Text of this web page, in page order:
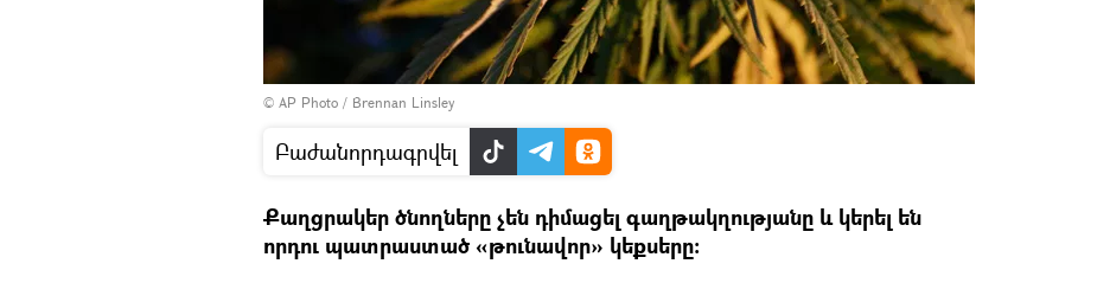
© AP Photo / Brennan Linsley
Բաժանորդագրվել
Քաղցրակեր ծնողները չեն դիմացել գաղթակղությանը և կերել են
որդու պատրաստած «թունավոր» կեքսերը։